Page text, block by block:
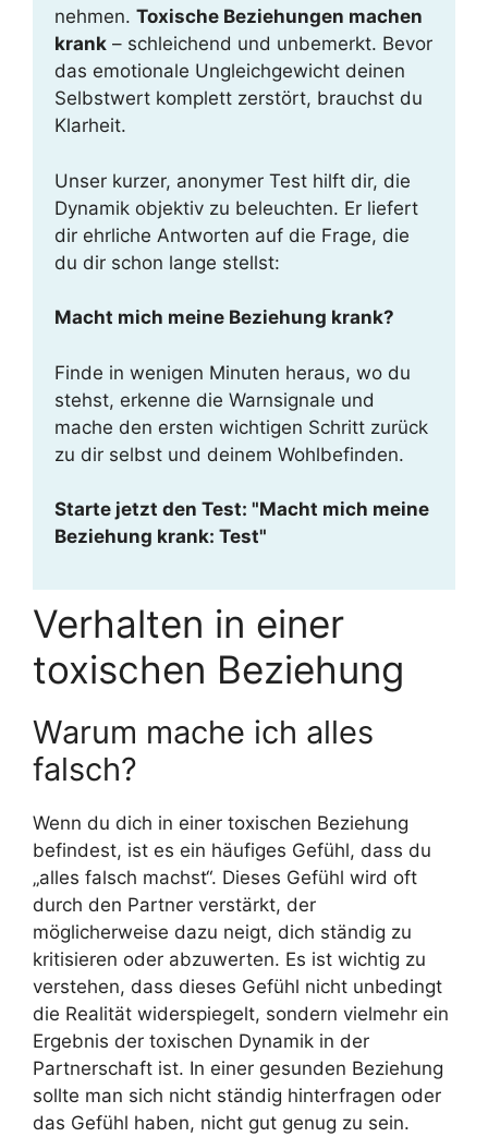
nehmen. Toxische Beziehungen machen
krank – schleichend und unbemerkt. Bevor
das emotionale Ungleichgewicht deinen
Selbstwert komplett zerstört, brauchst du
Klarheit.
Unser kurzer, anonymer Test hilft dir, die
Dynamik objektiv zu beleuchten. Er liefert
dir ehrliche Antworten auf die Frage, die
du dir schon lange stellst:
Macht mich meine Beziehung krank?
Finde in wenigen Minuten heraus, wo du
stehst, erkenne die Warnsignale und
mache den ersten wichtigen Schritt zurück
zu dir selbst und deinem Wohlbefinden.
Starte jetzt den Test: "Macht mich meine
Beziehung krank: Test"
Verhalten in einer
toxischen Beziehung
Warum mache ich alles
falsch?
Wenn du dich in einer toxischen Beziehung
befindest, ist es ein häufiges Gefühl, dass du
„alles falsch machst“. Dieses Gefühl wird oft
durch den Partner verstärkt, der
möglicherweise dazu neigt, dich ständig zu
kritisieren oder abzuwerten. Es ist wichtig zu
verstehen, dass dieses Gefühl nicht unbedingt
die Realität widerspiegelt, sondern vielmehr ein
Ergebnis der toxischen Dynamik in der
Partnerschaft ist. In einer gesunden Beziehung
sollte man sich nicht ständig hinterfragen oder
das Gefühl haben, nicht gut genug zu sein.